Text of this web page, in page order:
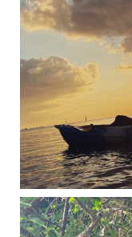
12月に入り、沖縄も流石に半袖では過ごせなくなってきました
ですが、日中はまだ20℃